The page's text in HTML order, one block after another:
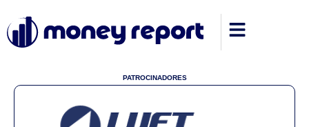
PATROCINADORES